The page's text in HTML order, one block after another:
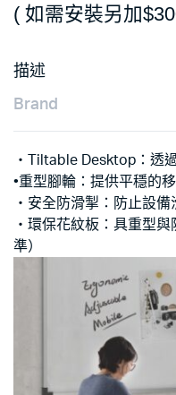
( 如需安裝另加
描述
Brand
‧Tiltable Desktop：透
•重型腳輪：提供平穩的
‧安全防滑掣：防止設備
‧環保花紋板：具重型與
準）